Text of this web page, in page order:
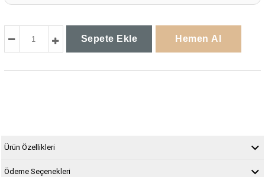
Ürün Özellikleri
Ödeme Seçenekleri